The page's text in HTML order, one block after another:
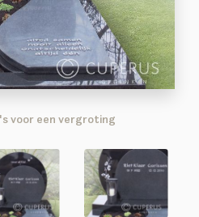
voor een vergroting